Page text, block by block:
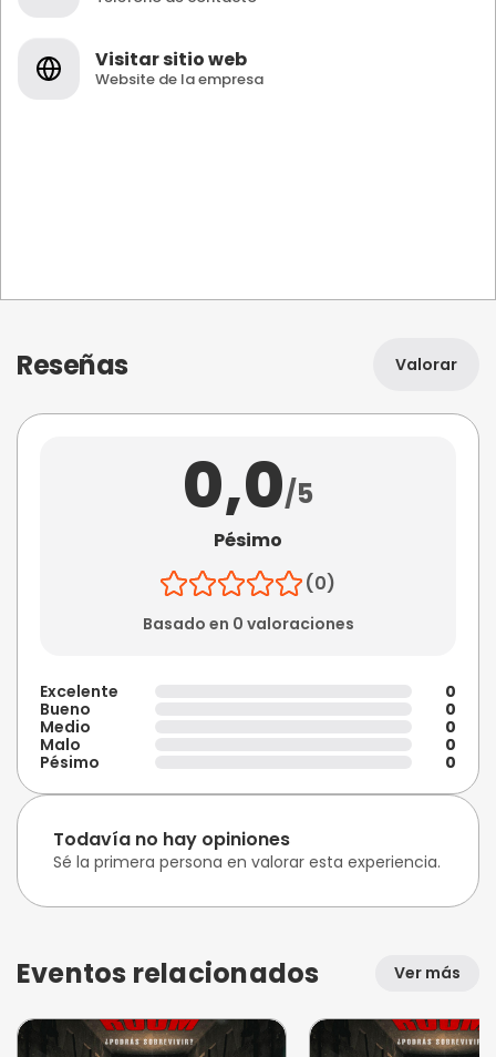
Visitar sitio web
Website de la empresa
Reseñas Valorar
0,0/5
Pésimo
(0)
Basado en 0 valoraciones
Excelente
0
Bueno
0
Medio
0
Malo
0
Pésimo
0
Todavía no hay opiniones
Sé la primera persona en valorar esta experiencia.
Eventos relacionados Ver más